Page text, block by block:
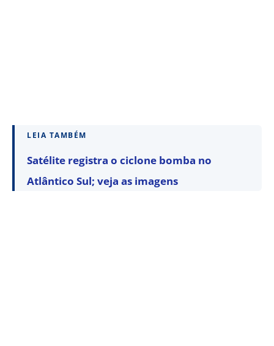
LEIA TAMBÉM
Satélite registra o ciclone bomba no
Atlântico Sul; veja as imagens